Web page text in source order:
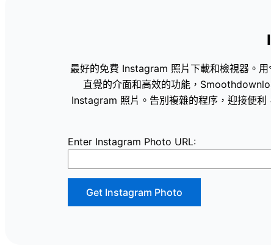
最好的免費 Instagram 照片下載和檢視器。
直覺的介面和高效的功能，
Instagram 照片。告別複雜的程序，迎接便
Enter Instagram Photo URL:
Get Instagram Photo